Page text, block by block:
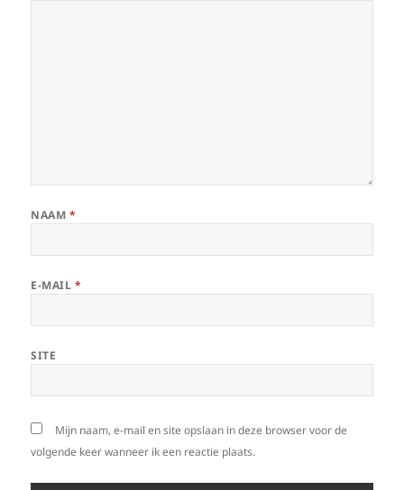
NAAM *
E-MAIL *
SITE
Mijn naam, e-mail en site opslaan in deze browser voor de
volgende keer wanneer ik een reactie plaats.